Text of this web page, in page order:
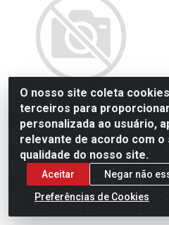
Aro De Roda (Aluminio) (Und)
160 X 18 (Dianteiro) Cg/Ybr
Pol...
Código: 29028
Embalagem: CX
Produto Esgotado
O nosso site coleta
terceiros para
personalizada ao usuário,
relevante de acordo com
qualidade do nosso site.
Aceitar
Negar não
Preferências de Cookies